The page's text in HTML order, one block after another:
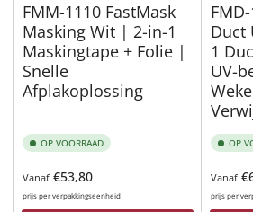
FMM-1110 FastMask
Masking Wit | 2-in-1
Maskingtape + Folie |
Snelle
Afplakoplossing
OP VOORRAAD
Normale
prijs
Vanaf €53,80
prijs per verpakkingseenheid
Duct
1
UV-
OP
prijs
Vanaf
prijs per